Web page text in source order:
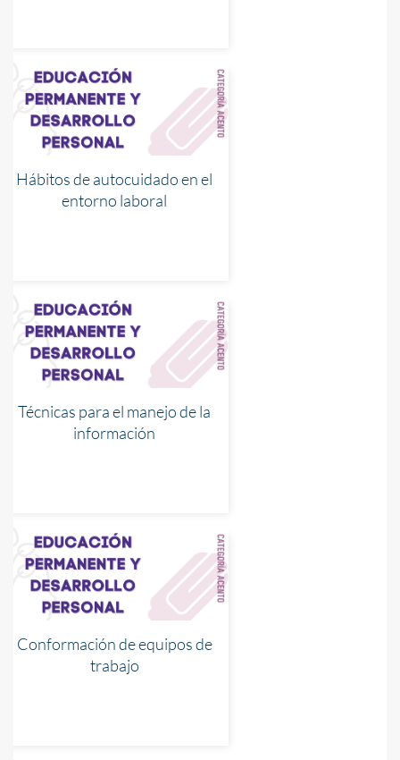
Hábitos de autocuidado en el
entorno laboral
Técnicas para el manejo de la
información
Conformación de equipos de
trabajo